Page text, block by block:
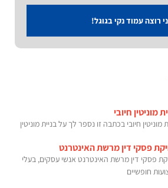
רוצה עמוד נקי בגוגל!
מוניטין חיובי
מוניטין חיובי בכתבה זו נספר לך על בניית מוניטין
פסקי דין מרשת האינטרנט
פסקי דין מרשת האינטרנט אנשי עסקים, בעלי
חופשיים